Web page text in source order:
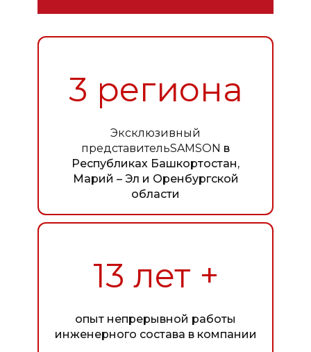
3 региона
Эксклюзивный
представительSAMSON в
Республиках Башкортостан,
Марий – Эл и Оренбургской
области
13 лет +
опыт непрерывной работы
инженерного состава в компании